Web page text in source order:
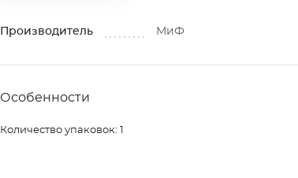
Производитель МиФ
Особенности
Количество упаковок: 1